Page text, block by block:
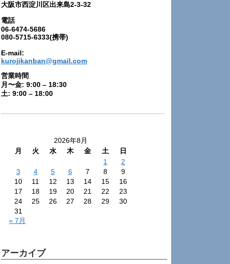
大阪市西淀川区出来島2-3-32
電話
06-6474-5686
080-5715-6333(携帯)
E-mail:
kurojikanban@gmail.com
営業時間
月〜金: 9:00 – 18:30
土: 9:00 – 18:00
2026年8月
月
火 水 木 金 土
日
1
2
3
4 5 6 7 8
9
10
11 12 13 14 15
16
17
18 19 20 21 22
23
24
25 26 27 28 29
30
31
« 7月
アーカイブ